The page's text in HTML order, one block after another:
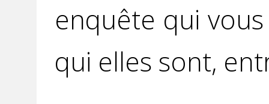
enquête qui
qui elles sont,